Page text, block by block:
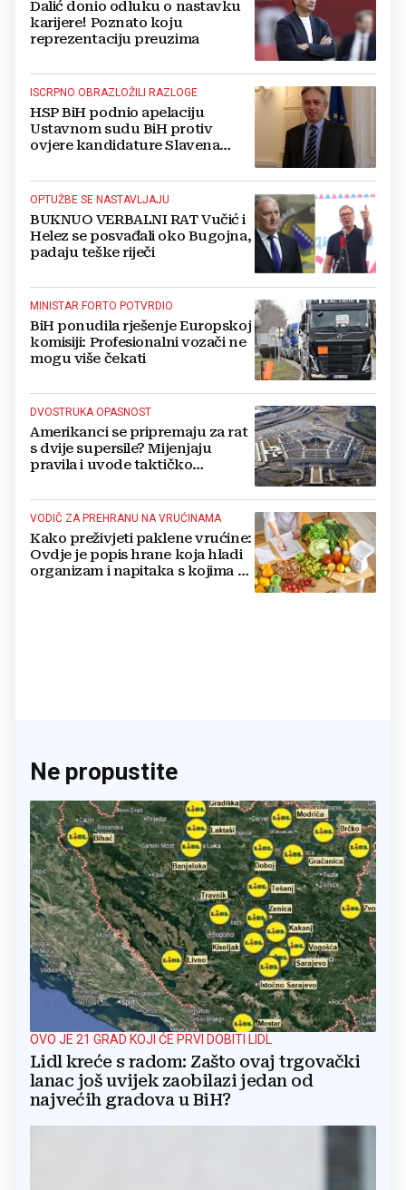
Dalić donio odluku o nastavku
karijere! Poznato koju
reprezentaciju preuzima
ISCRPNO OBRAZLOŽILI RAZLOGE
HSP BiH podnio apelaciju
Ustavnom sudu BiH protiv
ovjere kandidature Slavena
OPTUŽBE SE NASTAVLJAJU
BUKNUO VERBALNI RAT Vučić i
Helez se posvađali oko Bugojna,
padaju teške riječi
MINISTAR FORTO POTVRDIO
BiH ponudila rješenje Europskoj
komisiji: Profesionalni vozači ne
mogu više čekati
DVOSTRUKA OPASNOST
Amerikanci se pripremaju za rat
s dvije supersile? Mijenjaju
pravila i uvode taktičko
VODIČ ZA PREHRANU NA VRUĆINAMA
Kako preživjeti paklene vrućine:
Ovdje je popis hrane koja hladi
organizam i napitaka s kojima si
Ne propustite
OVO JE 21 GRAD KOJI ĆE PRVI DOBITI LIDL
Lidl kreće s radom: Zašto ovaj trgovački
lanac još uvijek zaobilazi jedan od
najvećih gradova u BiH?